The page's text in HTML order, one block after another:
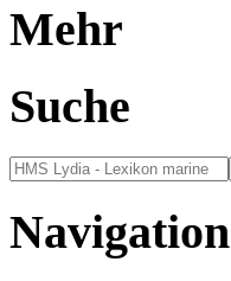
Mehr
Suche
Navigation